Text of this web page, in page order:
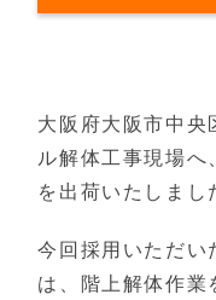
大阪府大阪市中央
ル解体工事現場
を出荷いたしまし
今回採用いただい
は、階上解体作業